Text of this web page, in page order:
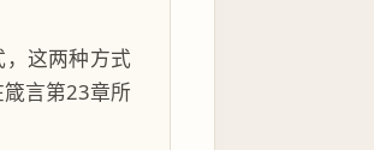
这两种方式
言第23章所